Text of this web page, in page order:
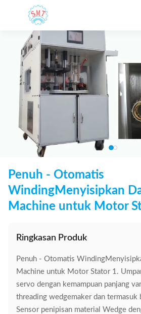
Penuh - Otomatis
WindingMenyisipkan
Machine untuk Motor
Ringkasan Produk
Penuh - Otomatis
Machine untuk Motor Stator 1.
servo dengan kemampuan panjang
threading wedgemaker dan termasuk
Sensor penipisan material Wedge